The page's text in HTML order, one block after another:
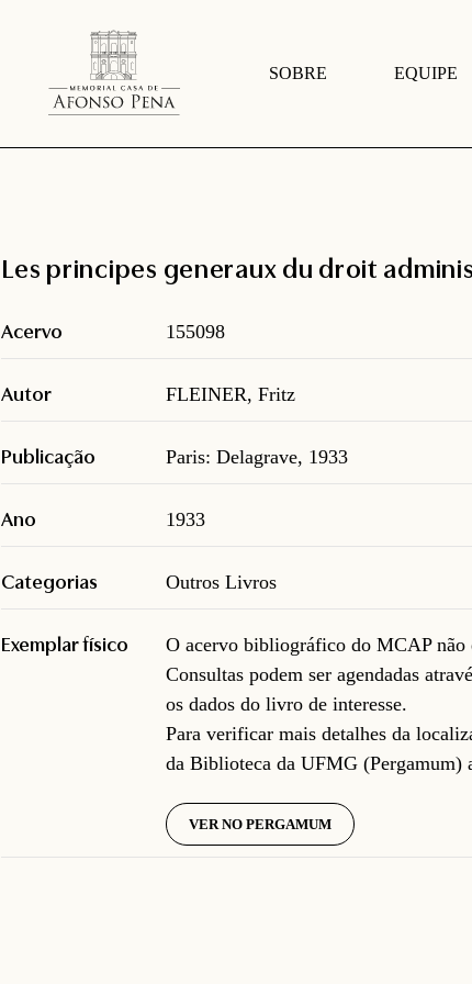
SOBRE EQUIPE
Les principes generaux du droit
Acervo 155098
Autor FLEINER, Fritz
Publicação Paris: Delagrave, 1933
Ano 1933
Categorias Outros Livros
Exemplar físico
O acervo bibliográfico do MCAP não
Consultas podem ser agendadas
os dados do livro de interesse.
Para verificar mais detalhes da
da Biblioteca da UFMG (Pergamum)
VER NO PERGAMUM